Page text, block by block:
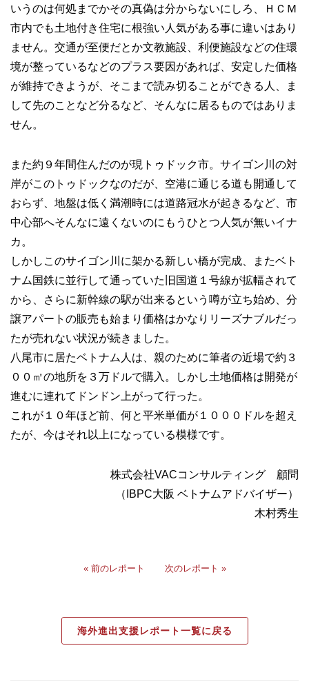
いうのは何処までかその真偽は分からないにしろ、ＨＣＭ
市内でも土地付き住宅に根強い人気がある事に違いはあり
ません。交通が至便だとか文教施設、利便施設などの住環
境が整っているなどのプラス要因があれば、安定した価格
が維持できようが、そこまで読み切ることができる人、ま
して先のことなど分るなど、そんなに居るものではありま
せん。
また約９年間住んだのが現トゥドック市。サイゴン川の対
岸がこのトゥドックなのだが、空港に通じる道も開通して
おらず、地盤は低く満潮時には道路冠水が起きるなど、市
中心部へそんなに遠くないのにもうひとつ人気が無いイナ
カ。
しかしこのサイゴン川に架かる新しい橋が完成、またベト
ナム国鉄に並行して通っていた旧国道１号線が拡幅されて
から、さらに新幹線の駅が出来るという噂が立ち始め、分
譲アパートの販売も始まり価格はかなりリーズナブルだっ
たが売れない状況が続きました。
八尾市に居たベトナム人は、親のために筆者の近場で約３
００㎡の地所を３万ドルで購入。しかし土地価格は開発が
進むに連れてドンドン上がって行った。
これが１０年ほど前、何と平米単価が１０００ドルを超え
たが、今はそれ以上になっている模様です。
株式会社VACコンサルティング 顧問
（IBPC大阪 ベトナムアドバイザー）
木村秀生
« 前のレポート 次のレポート »
海外進出支援レポート一覧に戻る